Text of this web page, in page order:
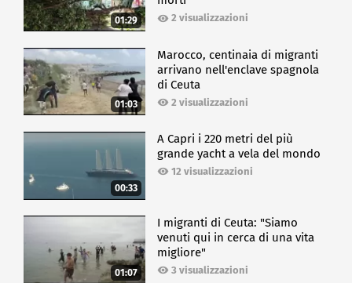
01:29 2 visualizzazioni
01:03
Marocco, centinaia di migranti
arrivano nell'enclave spagnola
di Ceuta
2 visualizzazioni
00:33
A Capri i 220 metri del più
grande yacht a vela del mondo
12 visualizzazioni
01:07
I migranti di Ceuta: "Siamo
venuti qui in cerca di una vita
migliore"
3 visualizzazioni